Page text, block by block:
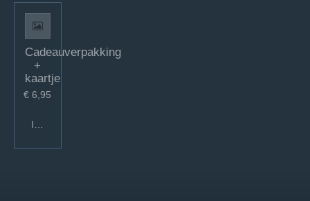
Cadeauverpakking
+
kaartje
€ 6,95
In winkelwagen